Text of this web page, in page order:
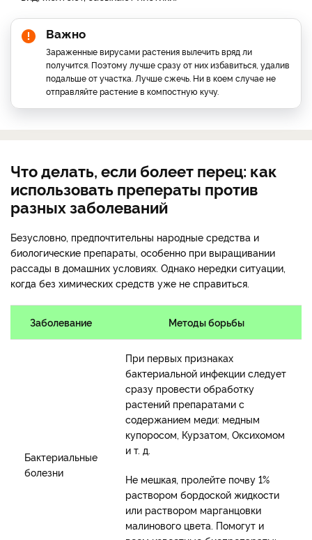
Важно
Зараженные вирусами растения вылечить вряд ли
получится. Поэтому лучше сразу от них избавиться, удалив
подальше от участка. Лучше сжечь. Ни в коем случае не
отправляйте растение в компостную кучу.
Что делать, если болеет перец: как
использовать преператы против
разных заболеваний
Безусловно, предпочтительны народные средства и
биологические препараты, особенно при выращивании
рассады в домашних условиях. Однако нередки ситуации,
когда без химических средств уже не справиться.
Заболевание Методы борьбы
Бактериальные
болезни
При первых признаках
бактериальной инфекции следует
сразу провести обработку
растений препаратами с
содержанием меди: медным
купоросом, Курзатом, Оксихомом
и т. д.
Не мешкая, пролейте почву 1%
раствором бордоской жидкости
или раствором марганцовки
малинового цвета. Помогут и